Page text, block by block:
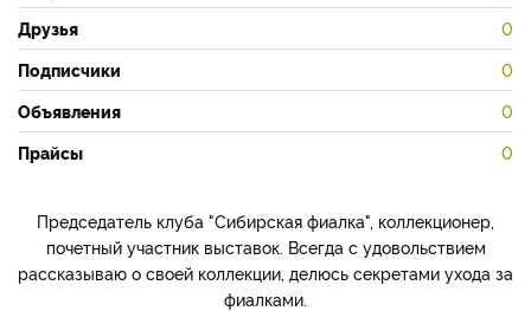
Друзья 0
Подписчики 0
Объявления 0
Прайсы 0
Председатель клуба "Сибирская фиалка", коллекционер,
почетный участник выставок. Всегда с удовольствием
рассказываю о своей коллекции, делюсь секретами ухода за
фиалками.